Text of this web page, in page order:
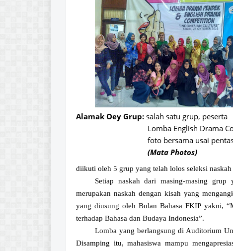
Alamak Oey Grup: salah satu grup, peserta
Lomba English Drama
foto bersama usai
(Mata Photos)
diikuti oleh 5 grup yang telah lolos seleksi
Setiap naskah dari masing-masing
merupakan naskah dengan kisah yang
yang diusung oleh Bulan Bahasa FKIP yakni,
terhadap Bahasa dan Budaya Indonesia”.
Lomba yang berlangsung di Auditorium
Disamping itu, mahasiswa mampu